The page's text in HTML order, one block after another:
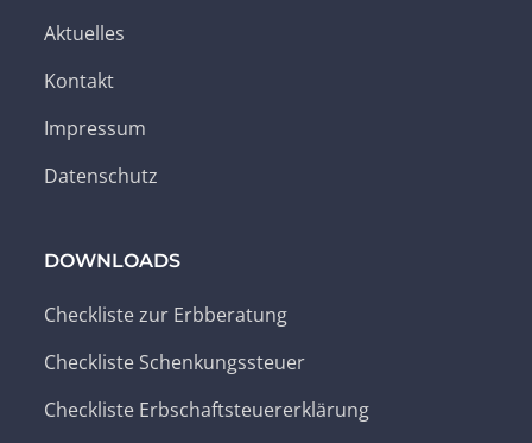
Aktuelles
Kontakt
Impressum
Datenschutz
DOWNLOADS
Checkliste zur Erbberatung
Checkliste Schenkungssteuer
Checkliste Erbschaftsteuererklärung